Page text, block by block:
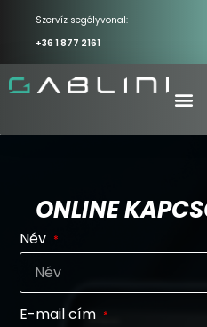
Szervíz segélyvonal:
+36 1 877 2161
ONLINE
Név
E-mail cím